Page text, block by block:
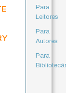
Para
Leitores
Para
Autores
Para